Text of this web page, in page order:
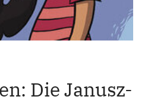
Die Janusz-